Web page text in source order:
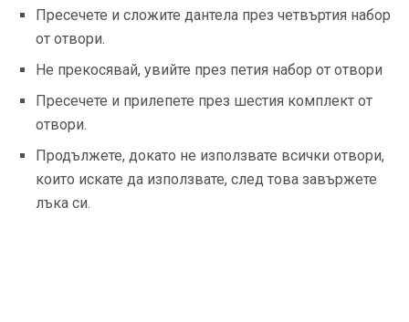
Пресечете и сложите дантела през четвъртия набор
от отвори.
Не прекосявай, увийте през петия набор от отвори
Пресечете и прилепете през шестия комплект от
отвори.
Продължете, докато не използвате всички отвори,
които искате да използвате, след това завържете
лъка си.